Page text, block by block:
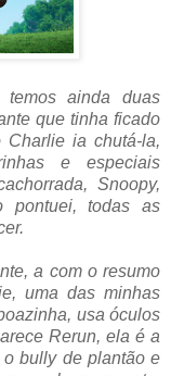
temos ainda duas
que tinha ficado
ia chutá-la,
e especiais
Snoopy,
todas as
a com o resumo
uma das minhas
usa óculos
Rerun, ela é a
bully de plantão e